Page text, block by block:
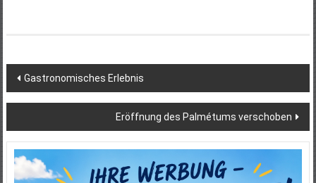
Beitragsnavigation
Gastronomisches Erlebnis
Eröffnung des Palmétums verschoben